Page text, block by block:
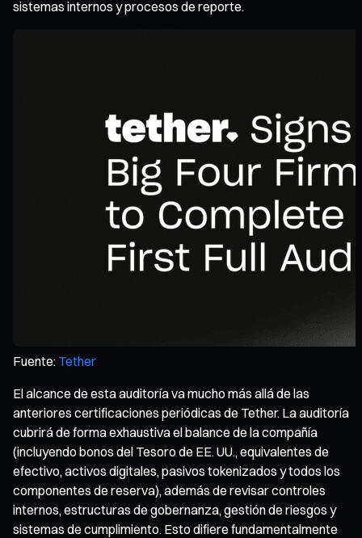
sistemas internos y procesos de reporte.
Fuente: Tether
El alcance de esta auditoría va mucho más allá de las
anteriores certificaciones periódicas de Tether. La auditoría
cubrirá de forma exhaustiva el balance de la compañía
(incluyendo bonos del Tesoro de EE. UU., equivalentes de
efectivo, activos digitales, pasivos tokenizados y todos los
componentes de reserva), además de revisar controles
internos, estructuras de gobernanza, gestión de riesgos y
sistemas de cumplimiento. Esto difiere fundamentalmente